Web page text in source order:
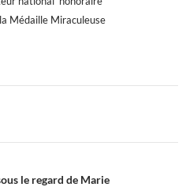
Médaille Miraculeuse
le regard de Marie